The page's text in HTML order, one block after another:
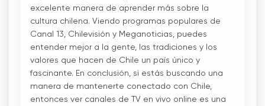
excelente manera de aprender más sobre la
cultura chilena. Viendo programas populares de
Canal 13, Chilevisión y Meganoticias, puedes
entender mejor a la gente, las tradiciones y los
valores que hacen de Chile un país único y
fascinante. En conclusión, si estás buscando una
manera de mantenerte conectado con Chile,
entonces ver canales de TV en vivo online es una